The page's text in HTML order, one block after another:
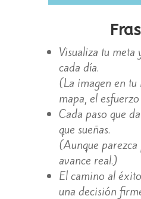
Visualiza tu
cada día.
(La imagen en tu
mapa, el
Cada paso que
que sueñas.
(Aunque parezca
avance real.)
El camino al
una decisión